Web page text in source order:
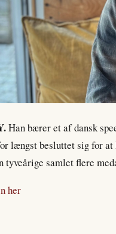
Han bærer et af dansk
længst besluttet sig for at
tyveårige samlet flere
her